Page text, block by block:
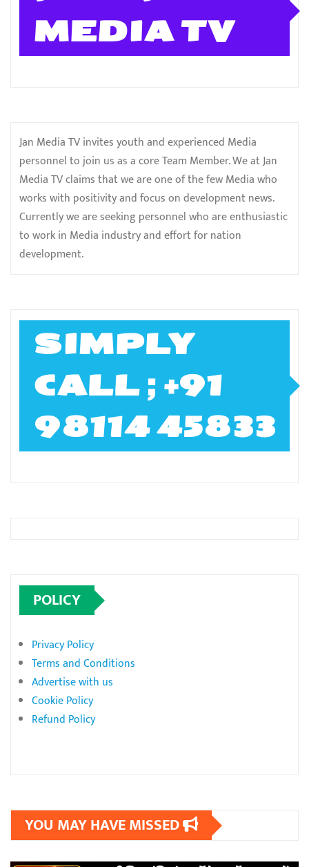
MEDIA TV
Jan Media TV invites youth and experienced Media
personnel to join us as a core Team Member. We at Jan
Media TV claims that we are one of the few Media who
works with positivity and focus on development news.
Currently we are seeking personnel who are enthusiastic
to work in Media industry and effort for nation
development.
SIMPLY
CALL ; +91
98114 45833
POLICY
Privacy Policy
Terms and Conditions
Advertise with us
Cookie Policy
Refund Policy
YOU MAY HAVE MISSED